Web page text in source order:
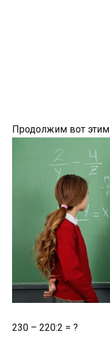
Продолжим вот этим
230 – 220:2 = ?